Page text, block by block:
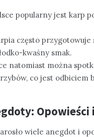
popularny jest karp
często
kwaśny smak.
natomiast można
co jest
Opowieści
wiele anegdot i